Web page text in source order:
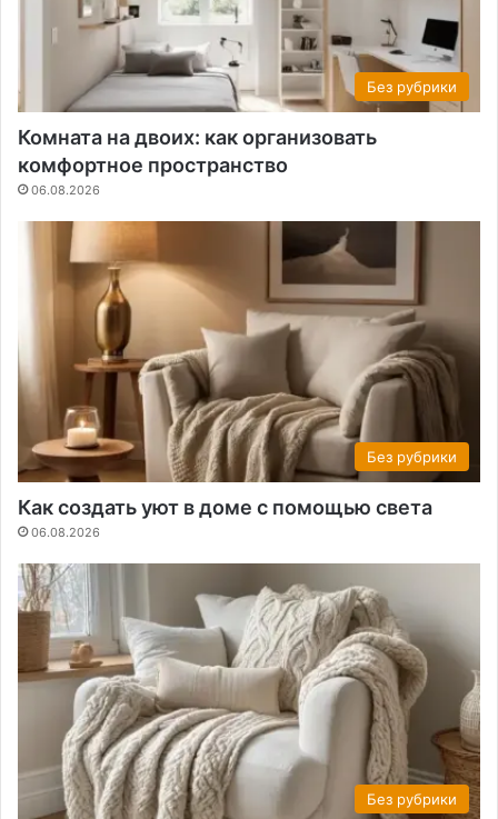
Без рубрики
Комната на двоих: как организовать
комфортное пространство
06.08.2026
Без рубрики
Как создать уют в доме с помощью света
06.08.2026
Без рубрики